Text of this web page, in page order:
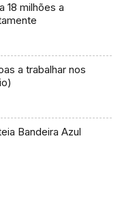
18 milhões a
a trabalhar nos
Bandeira Azul